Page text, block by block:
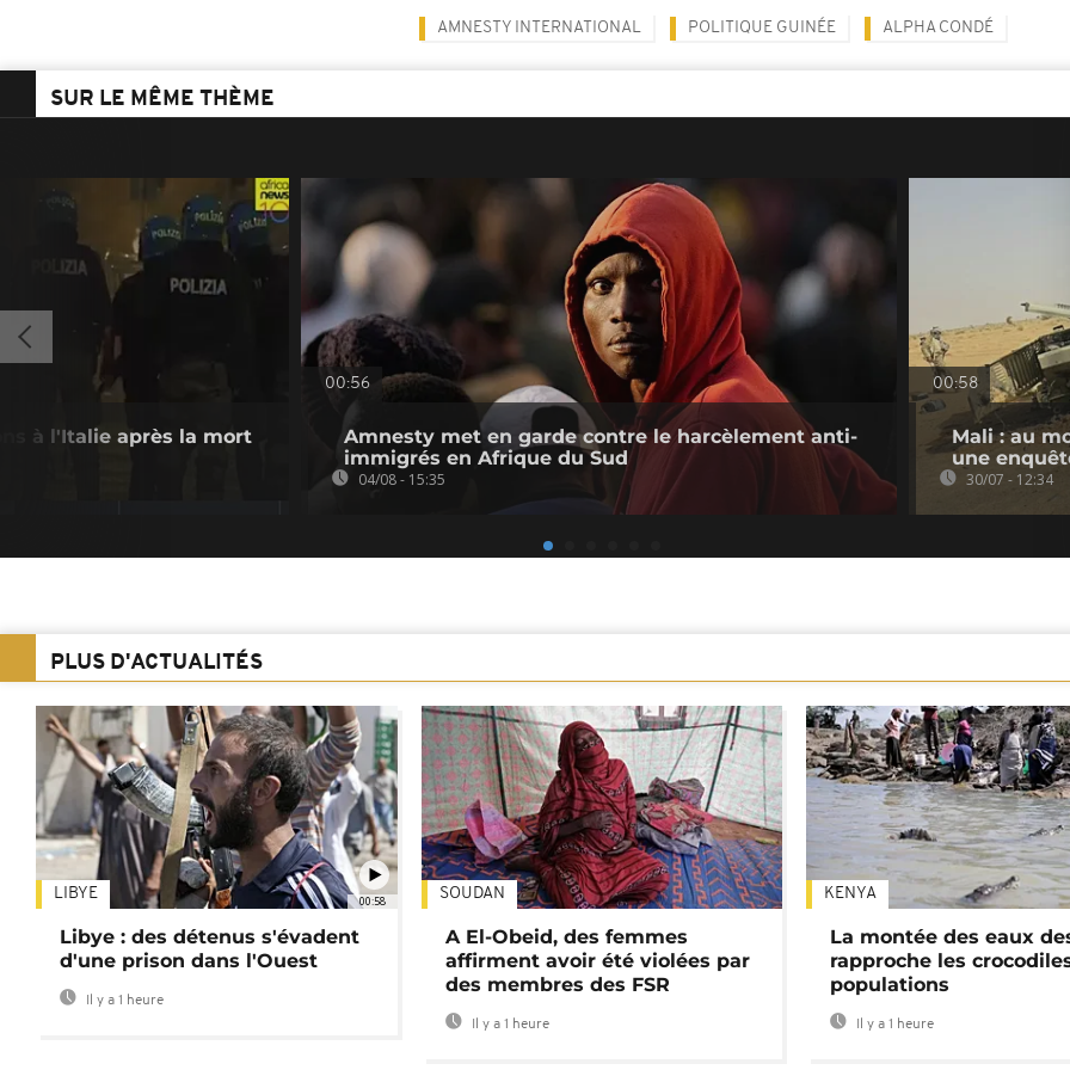
AMNESTY INTERNATIONAL POLITIQUE GUINÉE ALPHA CONDÉ
SUR LE MÊME THÈME
à l'Italie après la mort
00:56
Amnesty met en garde contre le harcèlement anti-
immigrés en Afrique du Sud
04/08 - 15:35
00:58
Mali : au
une
30/07 - 12:34
PLUS D'ACTUALITÉS
00:58
LIBYE
Libye : des détenus s'évadent
d'une prison dans l'Ouest
Il y a 1 heure
SOUDAN
A El-Obeid, des femmes
affirment avoir été violées par
des membres des FSR
Il y a 1 heure
KENYA
La montée des eaux
rapproche les
populations
Il y a 1 heure